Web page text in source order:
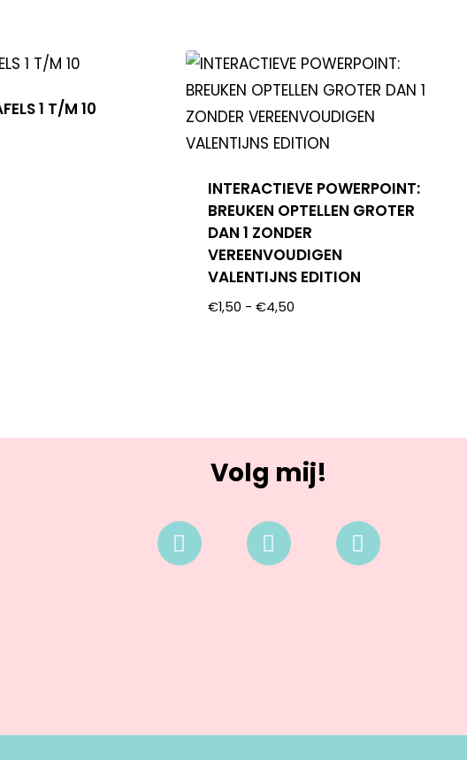
1 T/M 10
INTERACTIEVE POWERPOINT:
BREUKEN OPTELLEN GROTER
DAN 1 ZONDER
VEREENVOUDIGEN
VALENTIJNS EDITION
€1,50 - €4,50
Volg mij!